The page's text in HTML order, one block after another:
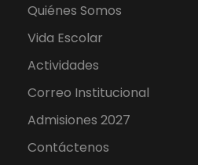
Quiénes Somos
Vida Escolar
Actividades
Correo Institucional
Admisiones 2027
Contáctenos